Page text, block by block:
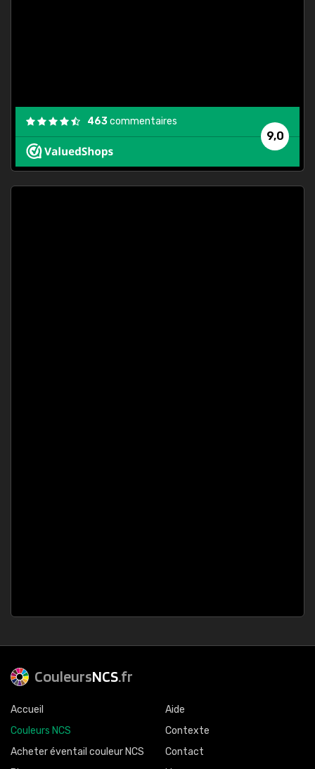
9,0
463commentaires
CouleursNCS.fr
Accueil
Couleurs NCS
Acheter éventail couleur NCS
Aide
Contexte
Contact